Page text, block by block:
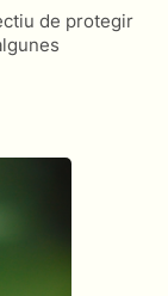
de protegir